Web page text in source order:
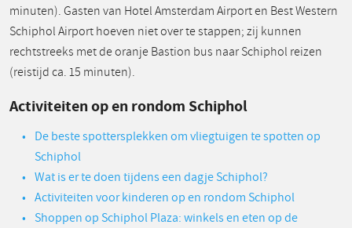
minuten). Gasten van Hotel Amsterdam Airport en Best Western
Schiphol Airport hoeven niet over te stappen; zij kunnen
rechtstreeks met de oranje Bastion bus naar Schiphol reizen
(reistijd ca. 15 minuten).
Activiteiten op en rondom Schiphol
De beste spottersplekken om vliegtuigen te spotten op
Schiphol
Wat is er te doen tijdens een dagje Schiphol?
Activiteiten voor kinderen op en rondom Schiphol
Shoppen op Schiphol Plaza: winkels en eten op de